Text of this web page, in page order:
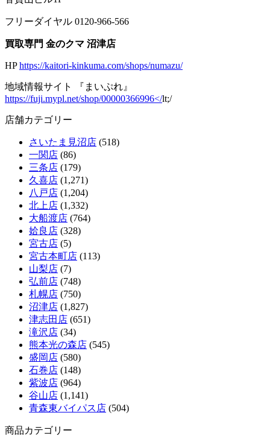
フリーダイヤル 0120-966-566
買取専門 金のクマ 沼津店
HPhttps://kaitori-kinkuma.com/shops/numazu/
地域情報サイト 『まいぷれ』
https://fuji.mypl.net/shop/00000366996</lt;/
店舗カテゴリー
さいたま見沼店 (518)
一関店 (86)
三条店 (179)
久喜店 (1,271)
八戸店 (1,204)
北上店 (1,332)
大船渡店 (764)
姶良店 (328)
宮古店 (5)
宮古本町店 (113)
山梨店 (7)
弘前店 (748)
札幌店 (750)
沼津店 (1,827)
津志田店 (651)
滝沢店 (34)
熊本光の森店 (545)
盛岡店 (580)
石巻店 (148)
紫波店 (964)
谷山店 (1,141)
青森東バイパス店 (504)
商品カテゴリー